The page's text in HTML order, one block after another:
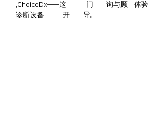
后,ChoiceDx——这台用于门店咨询与顾客体验
的诊断设备——便开始引导。